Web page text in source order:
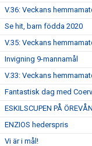
V.36: Veckans
Se hit, barn födda 2020
V.35: Veckans
Invigning 9-mannamål
V.33: Veckans
Fantastisk dag med
ESKILSCUPEN PÅ
ENZIOS hederspris
Vi är i mål!